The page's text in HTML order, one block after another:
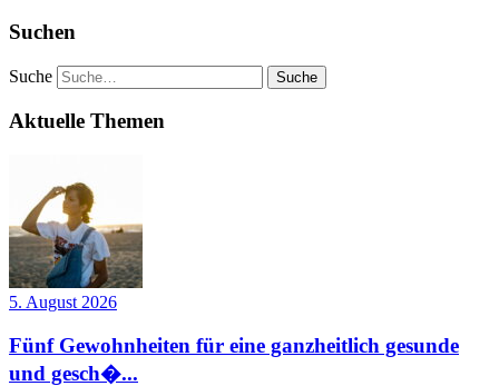
Suchen
Suche
Aktuelle Themen
5. August 2026
Fünf Gewohnheiten für eine ganzheitlich gesunde
und gesch�...